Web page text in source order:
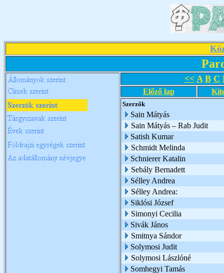
<< A B C
Előző lap
Szerzők
Sain Mátyás
Sain Mátyás – Rab Judit
Satish Kumar
Schmidt Melinda
Schnierer Katalin
Sebály Bernadett
Sélley Andrea
Sélley Andrea:
Siklósi József
Simonyi Cecilia
Sivák János
Smitnya Sándor
Solymosi Judit
Solymosi Lászlóné
Somhegyi Tamás